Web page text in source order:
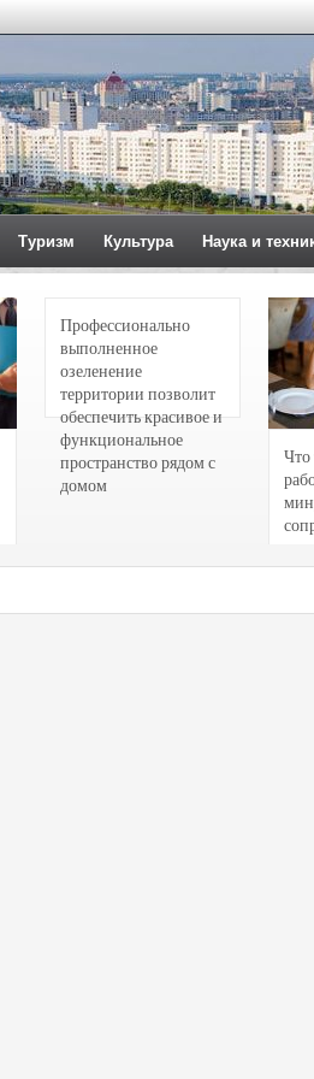
Туризм Культура Наука и
Профессионально
выполненное
озеленение
территории позволит
обеспечить красивое и
функциональное
пространство рядом с
домом
Что